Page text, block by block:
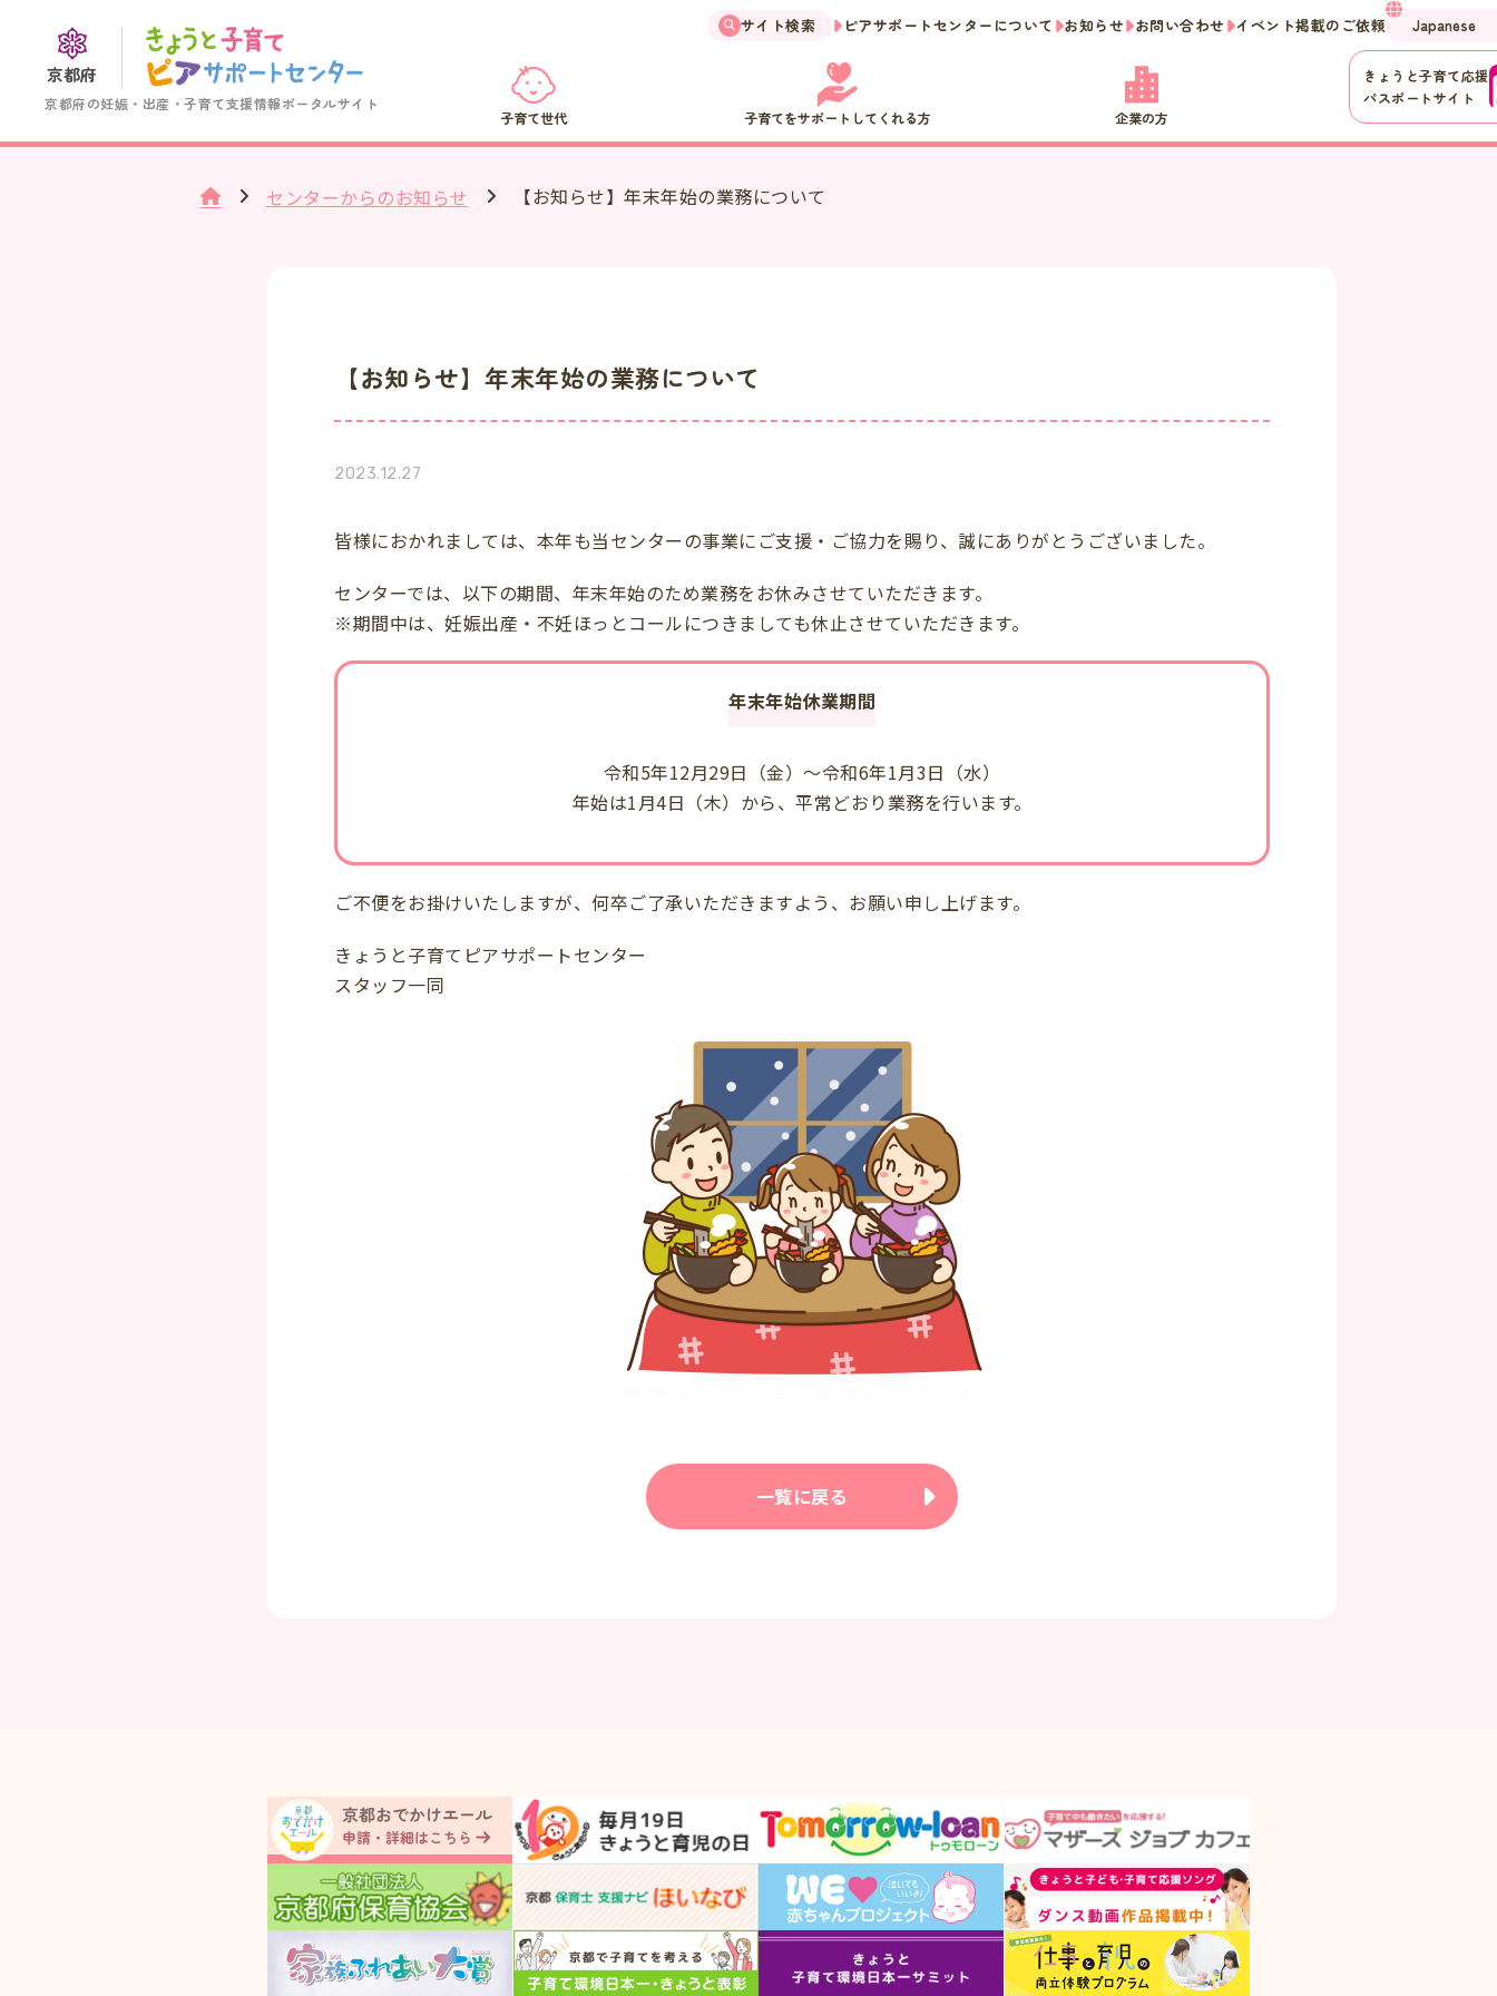
京都府の妊娠・出産・子育て支援情報ポータルサイト
京都府
子育て世代 子育てをサポートしてくれる方 企業の方
サイト検索 ピアサポートセンターについて お知らせ お問い合わせ イベント掲載のご依頼
きょうと子育て応援
パスポートサイト
センターからのお知らせ 【お知らせ】年末年始の業務について
【お知らせ】年末年始の業務について
2023.12.27
皆様におかれましては、本年も当センターの事業にご支援・ご協力を賜り、誠にありがとうございました。
センターでは、以下の期間、年末年始のため業務をお休みさせていただきます。
※期間中は、妊娠出産・不妊ほっとコールにつきましても休止させていただきます。
年末年始休業期間
令和5年12月29日（金）～令和6年1月3日（水）
年始は1月4日（木）から、平常どおり業務を行います。
ご不便をお掛けいたしますが、何卒ご了承いただきますよう、お願い申し上げます。
きょうと子育てピアサポートセンター
スタッフ一同
一覧に戻る